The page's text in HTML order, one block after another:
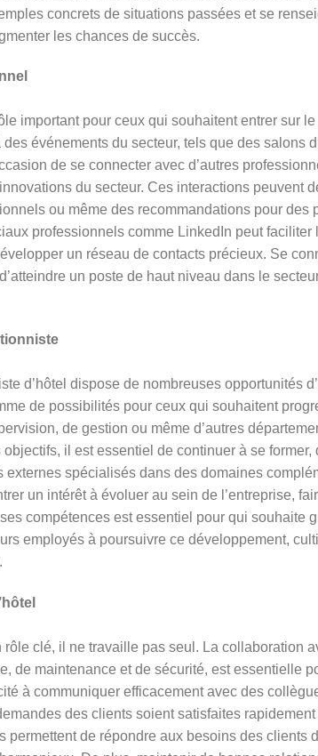
concrets de situations passées et se
les chances de succès.
important pour ceux qui souhaitent entrer sur
événements du secteur, tels que des salons
de se connecter avec d’autres
du secteur. Ces interactions peuvent
ou même des recommandations pour des
professionnels comme LinkedIn peut
un réseau de contacts précieux. Se
un poste de haut niveau dans le
d’hôtel dispose de nombreuses opportunités
de possibilités pour ceux qui souhaitent
de gestion ou même d’autres
objectifs, il est essentiel de continuer à se
externes spécialisés dans des domaines
un intérêt à évoluer au sein de l’entreprise,
compétences est essentiel pour qui souhaite
employés à poursuivre ce développement,
clé, il ne travaille pas seul. La collaboration
de maintenance et de sécurité, est essentielle
à communiquer efficacement avec des
des clients soient satisfaites
permettent de répondre aux besoins des clients